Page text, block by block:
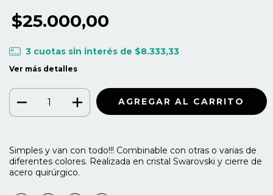
$25.000,00
3 cuotas sin interés de $8.333,33
Ver más detalles
Simples y van con todo!!! Combinable con otras o varias de
diferentes colores. Realizada en cristal Swarovski y cierre de
acero quirúrgico.